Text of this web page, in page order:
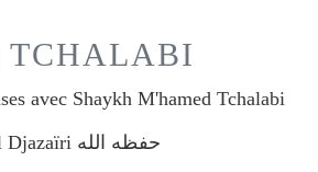
TCHALABI
avec Shaykh M'hamed Tchalabi
Al Djazaïri حفظه الله